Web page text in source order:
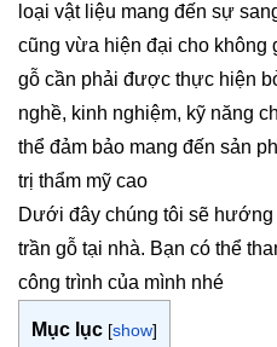
loại vật liệu mang đến sự
cũng vừa hiện đại cho không
gỗ cần phải được thực hiện
nghề, kinh nghiệm, kỹ năng
thể đảm bảo mang đến sản
trị thẩm mỹ cao
Dưới đây chúng tôi sẽ
trần gỗ tại nhà. Bạn có thể
công trình của mình nhé
Mục lục [show]